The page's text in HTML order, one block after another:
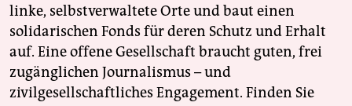
linke, selbstverwaltete Orte und baut einen
solidarischen Fonds für deren Schutz und Erhalt
auf. Eine offene Gesellschaft braucht guten, frei
zugänglichen Journalismus – und
zivilgesellschaftliches Engagement. Finden Sie